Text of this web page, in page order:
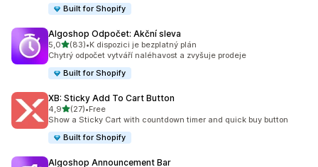
Built for Shopify
Algoshop Odpočet: Akční sleva
5,0z 5 hvězd
(83)
Celkový počet recenzí: 83
•K dispozici je bezplatný plán
Chytrý odpočet vytváří naléhavost a zvyšuje prodeje
Built for Shopify
XB: Sticky Add To Cart Button
4,9z 5 hvězd
(27)
Celkový počet recenzí: 27
•Free
Show a Sticky Cart with countdown timer and quick buy button
Built for Shopify
Algoshop Announcement Bar